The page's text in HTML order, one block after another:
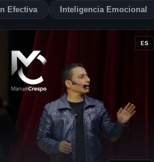
Efectiva Inteligencia Emocional
ES